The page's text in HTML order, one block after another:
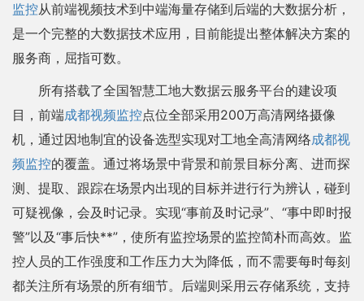
监控从前端视频技术到中端海量存储到后端的大数据分析，
是一个完整的大数据技术应用，目前能提出整体解决方案的
服务商，屈指可数。
所有搭载了全国智慧工地大数据云服务平台的建设项
目，前端成都视频监控点位全部采用200万高清网络摄像
机，通过因地制宜的设备选型实现对工地全高清网络成都视
频监控的覆盖。通过将场景中背景和前景目标分离、进而探
测、提取、跟踪在场景内出现的目标并进行行为辨认，碰到
可疑视像，会及时记录。实现“事前及时记录”、“事中即时报
警”以及“事后快**”，使所有监控场景的监控简朴而高效。监
控人员的工作强度和工作压力大为降低，而不需要每时每刻
都关注所有场景的所有细节。后端则采用云存储系统，支持